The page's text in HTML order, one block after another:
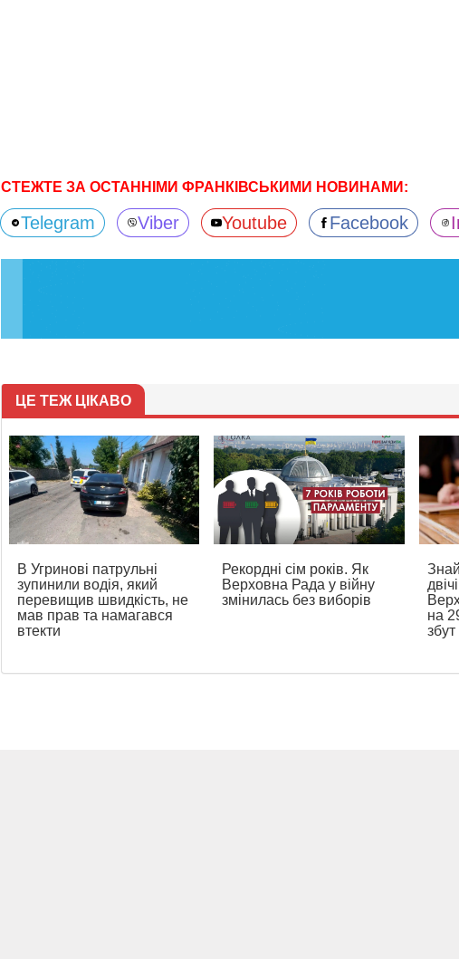
СТЕЖТЕ ЗА ОСТАННІМИ ФРАНКІВСЬКИМИ НОВИНАМИ:
Telegram Viber Youtube Facebook
ЦЕ ТЕЖ ЦІКАВО
В Угринові патрульні
зупинили водія, який
перевищив швидкість, не
мав прав та намагався
втекти
Рекордні сім років. Як
Верховна Рада у війну
змінилась без виборів
на
збут